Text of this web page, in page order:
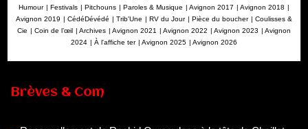
Humour | Festivals | Pitchouns | Paroles & Musique | Avignon 2017 | Avignon 2018 |
Avignon 2019 | CédéDévédé | Trib'Une | RV du Jour | Pièce du boucher | Coulisses &
Cie | Coin de l’œil | Archives | Avignon 2021 | Avignon 2022 | Avignon 2023 | Avignon
2024 | À l'affiche ter | Avignon 2025 | Avignon 2026
Brèves & Com
Renouvellement de Rachid Ouramdane à la tête de Chaillot-